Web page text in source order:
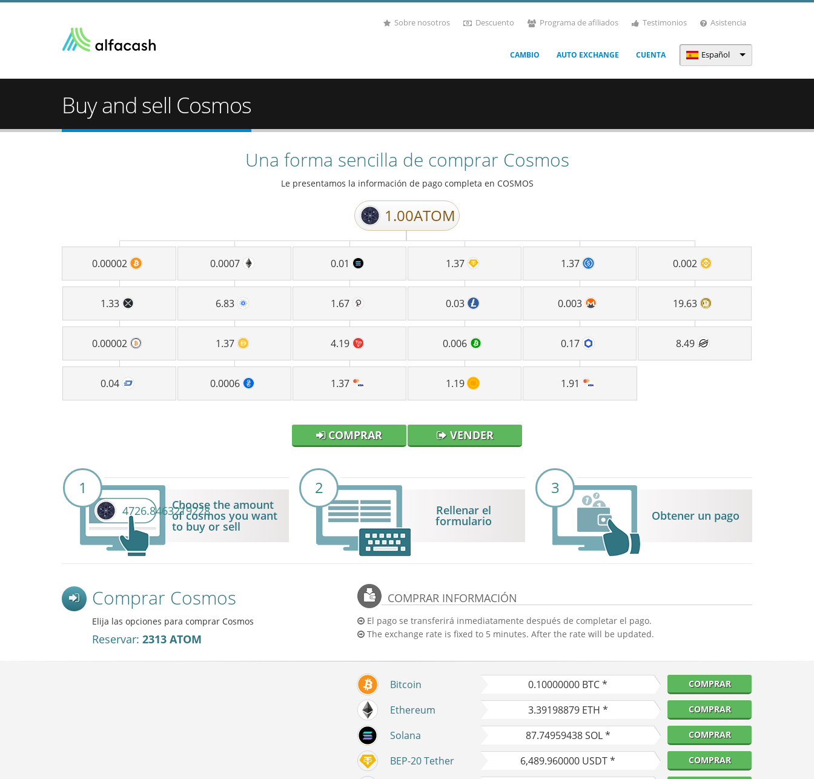
Sobre nosotros Descuento Programa de afiliados Testimonios Asistencia
Español
CAMBIO AUTO EXCHANGE CUENTA
Buy and sell Cosmos
Una forma sencilla de comprar Cosmos
Le presentamos la información de pago completa en COSMOS
1.00ATOM
0.00002 0.0007 0.01 1.37 1.37 0.002
1.33 6.83 1.67 0.03 0.003 19.63
0.00002 1.37 4.19 0.006 0.17 8.49
0.04 0.0006 1.37 1.19 1.91
COMPRAR VENDER
1
4726.8463219228Choose the amount
of cosmos you want
to buy or sell
2
Rellenar el
formulario
3
Obtener un pago
Comprar Cosmos
Elija las opciones para comprar Cosmos
Reservar: 2313 ATOM
COMPRAR INFORMACIÓN
El pago se transferirá inmediatamente después de completar el pago.
The exchange rate is fixed to 5 minutes. After the rate will be updated.
Bitcoin 0.10000000 BTC * COMPRAR
Ethereum 3.39198879ETH * COMPRAR
Solana 87.74959438SOL * COMPRAR
BEP-20 Tether 6,489.960000 USDT * COMPRAR